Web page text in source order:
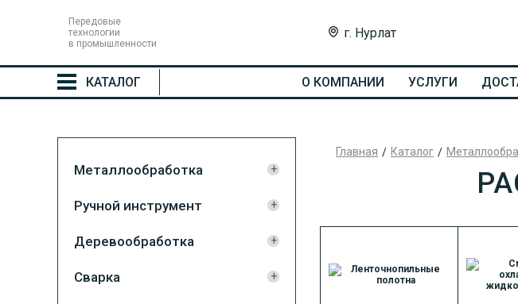
Передовые
технологии
в промышленности
г. Нурлат
КАТАЛОГ О КОМПАНИИ УСЛУГИ
Металлообработка
Ручной инструмент
Деревообработка
Сварка
Главная Каталог